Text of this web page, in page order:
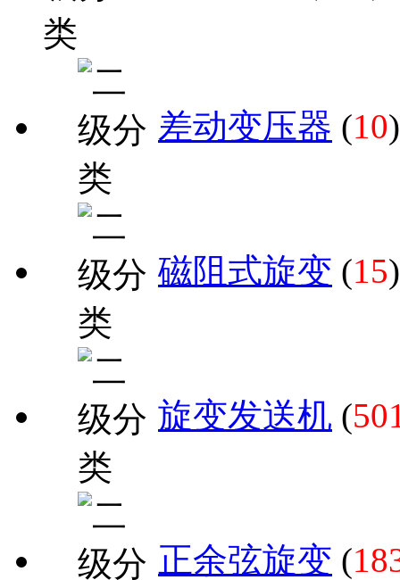
差动变压器 (10)
磁阻式旋变 (15)
旋变发送机 (
正余弦旋变 (